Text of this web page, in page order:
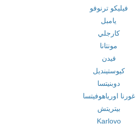
فيليكو ترنوفو
يامبل
كارجلي
مونتانا
فيدن
كيوستينديل
دوبنيتسا
غورنا اورياهوفيتسا
بيتريتش
Karlovo